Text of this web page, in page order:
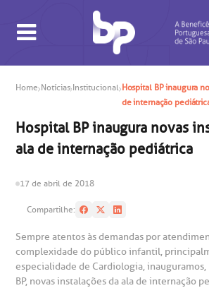
BUSCA
CONSULTAS E EXAMES
ATENDIMENTO 24H
CONHEÇA AS UNIDADES
INSTITUCIONAL
NOSSOS SERVIÇOS
INFORMAÇÕES ÚTEIS
ESPECIALIDADES
Home Notícias Institucional Hospital BP inaugura
de internação
Hospital BP inaugura novas
ala de internação pediátrica
17 de abril de 2018
Compartilhe:
Sempre atentos às demandas por
complexidade do público infantil,
especialidade de Cardiologia,
BP, novas instalações da ala de internação